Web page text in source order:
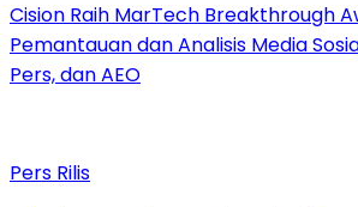
Cision Raih MarTech Breakthrough
Pemantauan dan Analisis Media
Pers, dan AEO
Pers Rilis